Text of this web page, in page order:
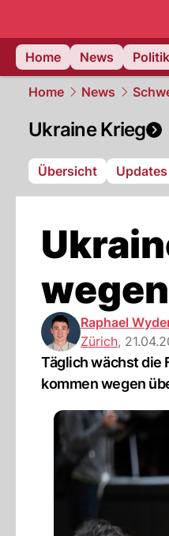
Home
News Politik
Home News
Ukraine Krieg
Übersicht Updates
Raphael
Zürich,
Täglich wächst die
kommen wegen